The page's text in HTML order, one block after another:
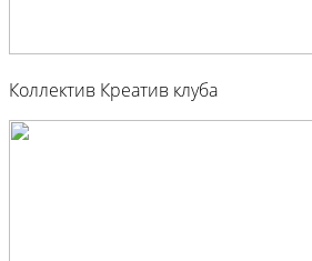
Коллектив Креатив клуба